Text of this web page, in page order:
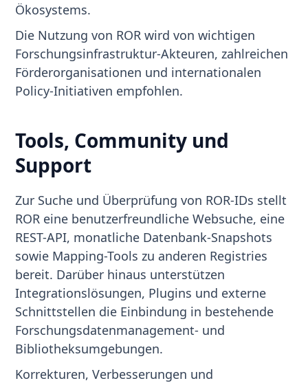
Ökosystems.
Die Nutzung von ROR wird von wichtigen
Forschungsinfrastruktur-Akteuren, zahlreichen
Förderorganisationen und internationalen
Policy-Initiativen empfohlen.
Tools, Community und
Support
Zur Suche und Überprüfung von ROR-IDs stellt
ROR eine benutzerfreundliche Websuche, eine
REST-API, monatliche Datenbank-Snapshots
sowie Mapping-Tools zu anderen Registries
bereit. Darüber hinaus unterstützen
Integrationslösungen, Plugins und externe
Schnittstellen die Einbindung in bestehende
Forschungsdatenmanagement- und
Bibliotheksumgebungen.
Korrekturen, Verbesserungen und